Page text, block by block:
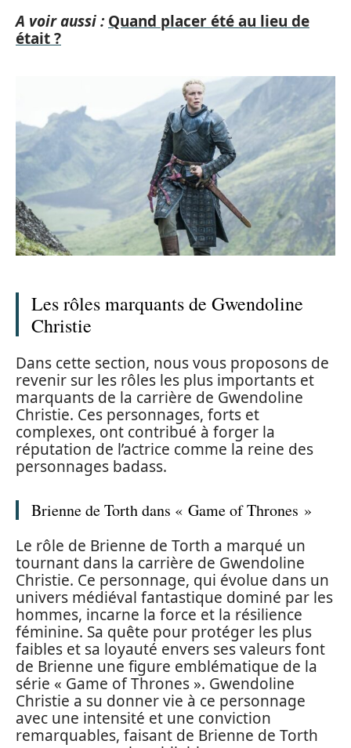
A voir aussi : Quand placer été au lieu de
était ?
Les rôles marquants de Gwendoline
Christie
Dans cette section, nous vous proposons de
revenir sur les rôles les plus importants et
marquants de la carrière de Gwendoline
Christie. Ces personnages, forts et
complexes, ont contribué à forger la
réputation de l’actrice comme la reine des
personnages badass.
Brienne de Torth dans « Game of Thrones »
Le rôle de Brienne de Torth a marqué un
tournant dans la carrière de Gwendoline
Christie. Ce personnage, qui évolue dans un
univers médiéval fantastique dominé par les
hommes, incarne la force et la résilience
féminine. Sa quête pour protéger les plus
faibles et sa loyauté envers ses valeurs font
de Brienne une figure emblématique de la
série « Game of Thrones ». Gwendoline
Christie a su donner vie à ce personnage
avec une intensité et une conviction
remarquables, faisant de Brienne de Torth